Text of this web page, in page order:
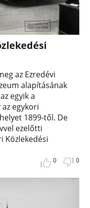
az Ezredévi
alapításának
egyik a
egykori
1899-től. De
ezelőtti
Közlekedési
0 0